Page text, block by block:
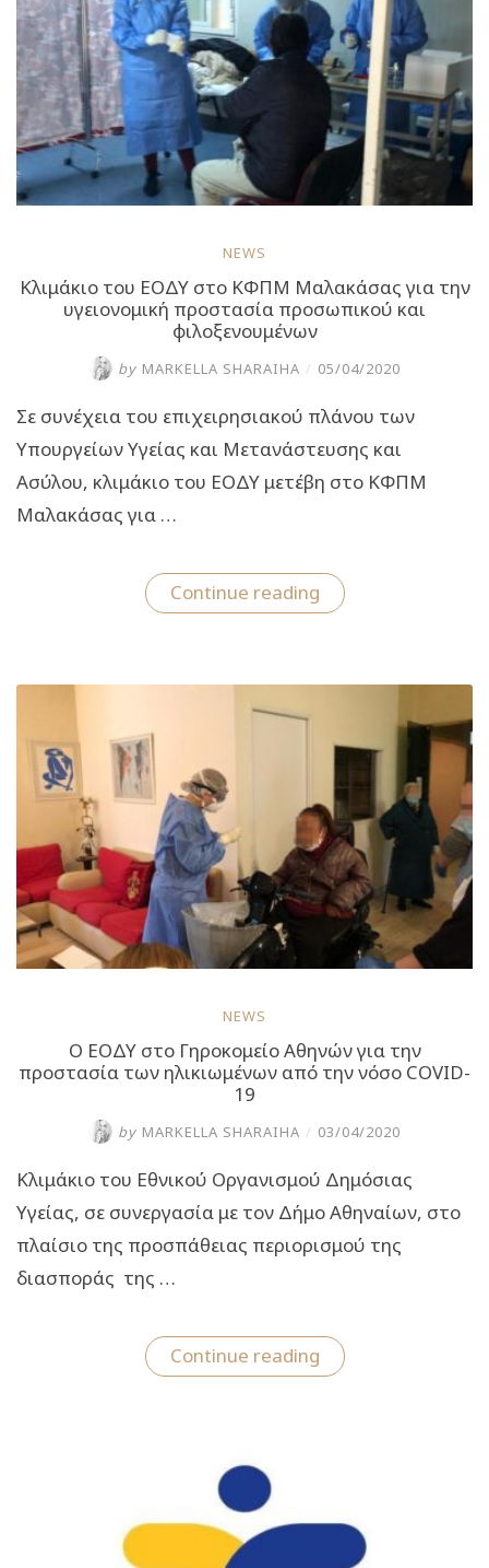
αντιμετώπιση
της
διασποράς
κρουσμάτων
COVID
-19”
NEWS
Κλιμάκιο του ΕΟΔΥ στο ΚΦΠΜ Μαλακάσας για την
υγειονομική προστασία προσωπικού και
φιλοξενουμένων
by MARKELLA SHARAIHA / 05/04/2020
Σε συνέχεια του επιχειρησιακού πλάνου των
Υπουργείων Υγείας και Μετανάστευσης και
Ασύλου, κλιμάκιο του ΕΟΔΥ μετέβη στο ΚΦΠΜ
Μαλακάσας για …
Continue reading“Κλιμάκιο
του
Μαλακάσας
υγειονομική
προστασία
προσωπικού
και
φιλοξενουμένων”
NEWS
Ο ΕΟΔΥ στο Γηροκομείο Αθηνών για την
προστασία των ηλικιωμένων από την νόσο COVID-
19
by MARKELLA SHARAIHA / 03/04/2020
Κλιμάκιο του Εθνικού Οργανισμού Δημόσιας
Υγείας, σε συνεργασία με τον Δήμο Αθηναίων, στο
πλαίσιο της προσπάθειας περιορισμού της
διασποράς της …
Continue reading“Ο
ΕΟΔΥ
ηλικιωμένων